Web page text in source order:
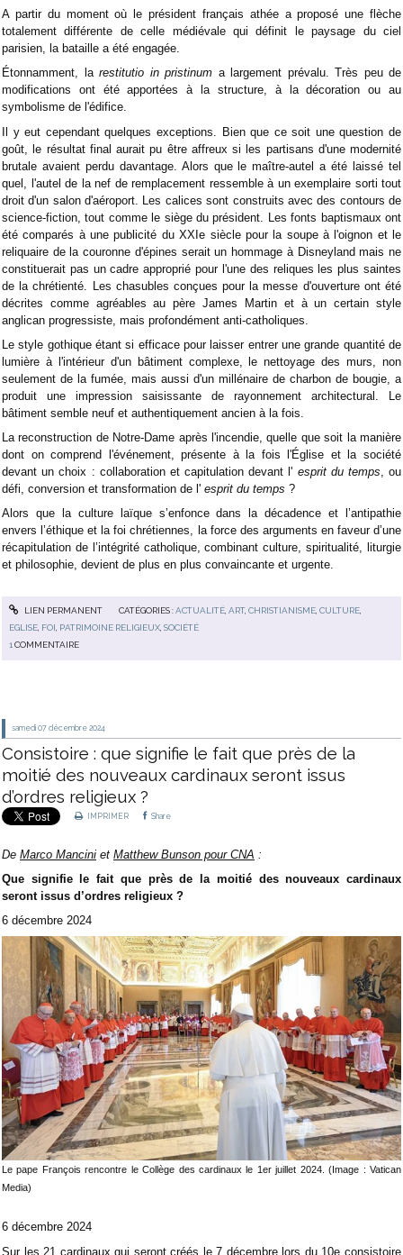
A partir du moment où le président français athée a proposé une flèche
totalement différente de celle médiévale qui définit le paysage du ciel
parisien, la bataille a été engagée.
Étonnamment, la restitutio in pristinum a largement prévalu. Très peu de
modifications ont été apportées à la structure, à la décoration ou au
symbolisme de l'édifice.
Il y eut cependant quelques exceptions. Bien que ce soit une question de
goût, le résultat final aurait pu être affreux si les partisans d'une modernité
brutale avaient perdu davantage. Alors que le maître-autel a été laissé tel
quel, l'autel de la nef de remplacement ressemble à un exemplaire sorti tout
droit d'un salon d'aéroport. Les calices sont construits avec des contours de
science-fiction, tout comme le siège du président. Les fonts baptismaux ont
été comparés à une publicité du XXIe siècle pour la soupe à l'oignon et le
reliquaire de la couronne d'épines serait un hommage à Disneyland mais ne
constituerait pas un cadre approprié pour l'une des reliques les plus saintes
de la chrétienté. Les chasubles conçues pour la messe d'ouverture ont été
décrites comme agréables au père James Martin et à un certain style
anglican progressiste, mais profondément anti-catholiques.
Le style gothique étant si efficace pour laisser entrer une grande quantité de
lumière à l'intérieur d'un bâtiment complexe, le nettoyage des murs, non
seulement de la fumée, mais aussi d'un millénaire de charbon de bougie, a
produit une impression saisissante de rayonnement architectural. Le
bâtiment semble neuf et authentiquement ancien à la fois.
La reconstruction de Notre-Dame après l'incendie, quelle que soit la manière
dont on comprend l'événement, présente à la fois l'Église et la société
devant un choix : collaboration et capitulation devant l' esprit du temps , ou
défi, conversion et transformation de l' esprit du temps ?
Alors que la culture laïque s’enfonce dans la décadence et l’antipathie
envers l’éthique et la foi chrétiennes, la force des arguments en faveur d’une
récapitulation de l’intégrité catholique, combinant culture, spiritualité, liturgie
et philosophie, devient de plus en plus convaincante et urgente.
LIEN PERMANENT CATÉGORIES :ACTUALITÉ, ART, CHRISTIANISME, CULTURE,
EGLISE FOI PATRIMOINE RELIGIEUX ,SOCIÉTÉ
1COMMENTAIRE
samedi 07 décembre 2024
Consistoire : que signifie le fait que près de la
moitié des nouveaux cardinaux seront issus
d’ordres religieux ?
IMPRIMER Share
De Marco Mancini et Matthew Bunson pour CNA :
Que signifie le fait que près de la moitié des nouveaux cardinaux
seront issus d’ordres religieux ?
6 décembre 2024
Le pape François rencontre le Collège des cardinaux le 1er juillet 2024. (Image : Vatican
Media)
6 décembre 2024
Sur les 21 cardinaux qui seront créés le 7 décembre lors du 10e consistoire